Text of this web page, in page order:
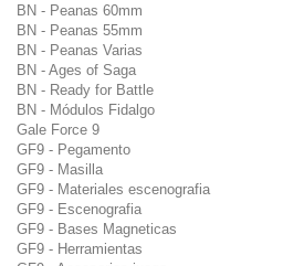
BN - Peanas 60mm
BN - Peanas 55mm
BN - Peanas Varias
BN - Ages of Saga
BN - Ready for Battle
BN - Módulos Fidalgo
Gale Force 9
GF9 - Pegamento
GF9 - Masilla
GF9 - Materiales escenografia
GF9 - Escenografia
GF9 - Bases Magneticas
GF9 - Herramientas